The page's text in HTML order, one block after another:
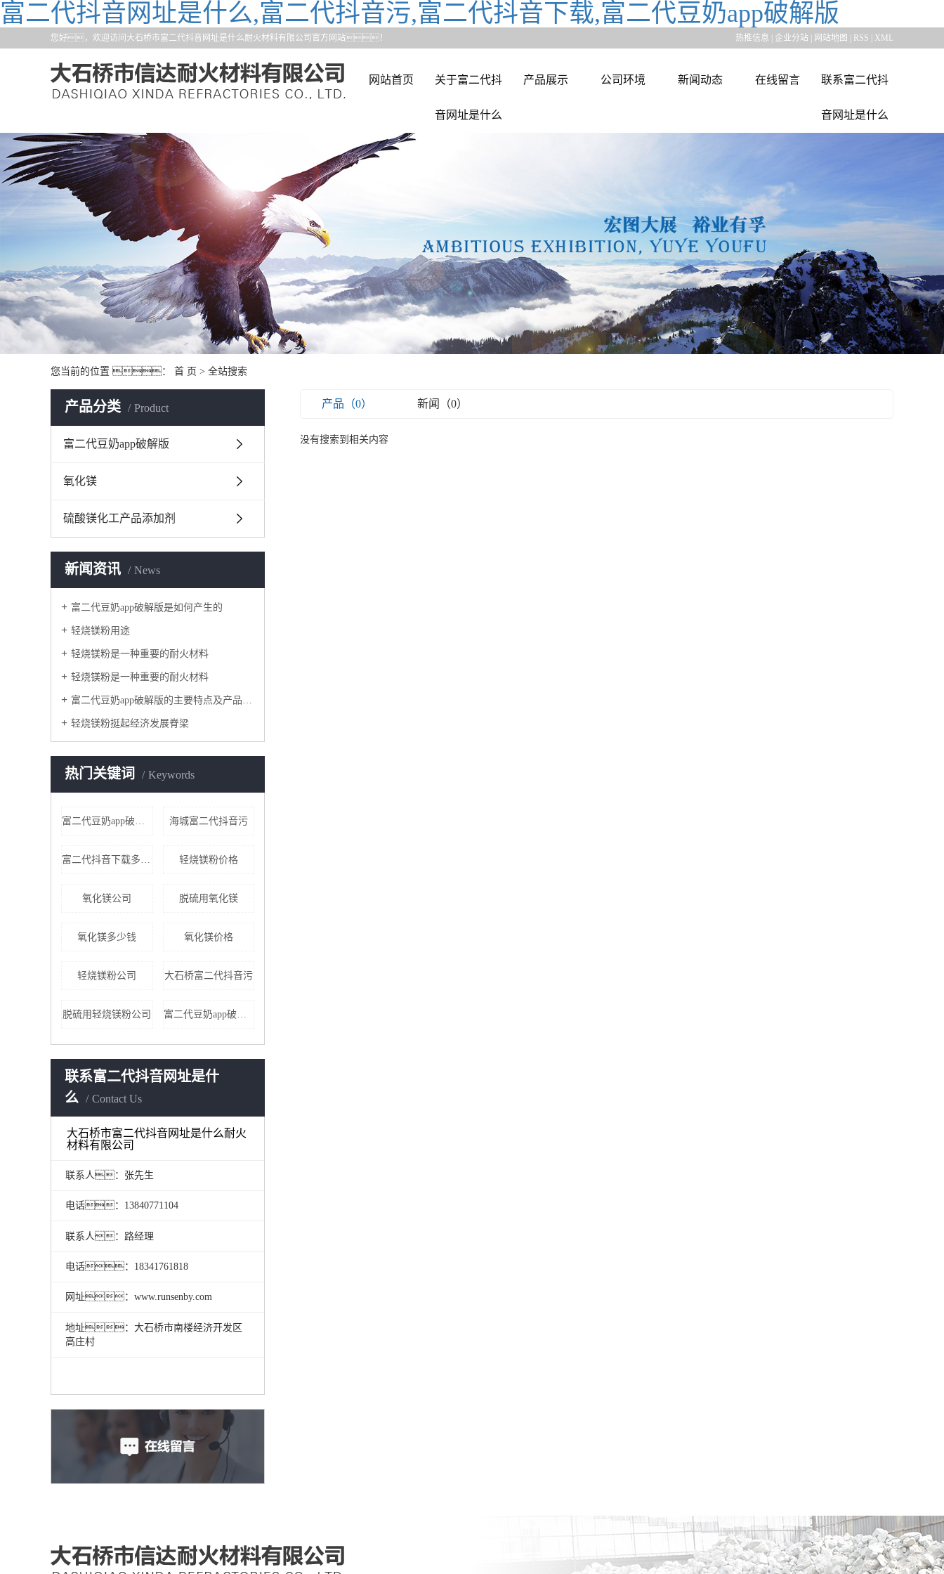
富二代抖音网址是什么,富二代抖音污,富二代抖音下载,富二代豆奶app破解版
您好，欢迎访问大石桥市富二代抖音网址是什么耐火材料有限公司官方网站！ 热推信息 企业分站 网站地图 RSS XML
网站首页 关于富二代抖
音网址是什么
产品展示 公司环境 新闻动态 在线留言 联系富二代抖
音网址是什么
您当前的位置 ： 首 页 > 全站搜索
产品分类 Product
富二代豆奶app破解版
氧化镁
硫酸镁化工产品添加剂
新闻资讯 News
富二代豆奶app破解版是如何产生的
轻烧镁粉用途
轻烧镁粉是一种重要的耐火材料
轻烧镁粉是一种重要的耐火材料
富二代豆奶app破解版的主要特点及产品用途
轻烧镁粉挺起经济发展脊梁
热门关键词 Keywords
富二代豆奶app破解版 海城富二代抖音污
富二代抖音下载多少钱 轻烧镁粉价格
氧化镁公司 脱硫用氧化镁
氧化镁多少钱 氧化镁价格
轻烧镁粉公司 大石桥富二代抖音污
脱硫用轻烧镁粉公司 富二代豆奶app破解版厂家
联系富二代抖音网址是什
么
Contact Us
大石桥市富二代抖音网址是什么耐火
材料有限公司
联系人：张先生
电话：13840771104
联系人：路经理
电话：18341761818
网址：www.runsenby.com
地址：大石桥市南楼经济开发区
高庄村
产品（0） 新闻（0）
没有搜索到相关内容